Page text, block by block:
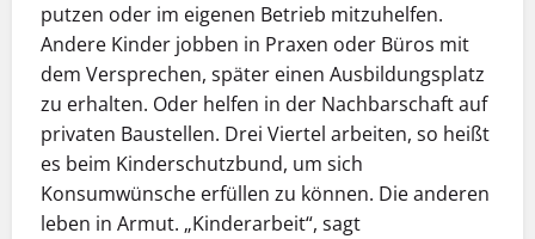
putzen oder im eigenen Betrieb mitzuhelfen.
Andere Kinder jobben in Praxen oder Büros mit
dem Versprechen, später einen Ausbildungsplatz
zu erhalten. Oder helfen in der Nachbarschaft auf
privaten Baustellen. Drei Viertel arbeiten, so heißt
es beim Kinderschutzbund, um sich
Konsumwünsche erfüllen zu können. Die anderen
leben in Armut. „Kinderarbeit“, sagt